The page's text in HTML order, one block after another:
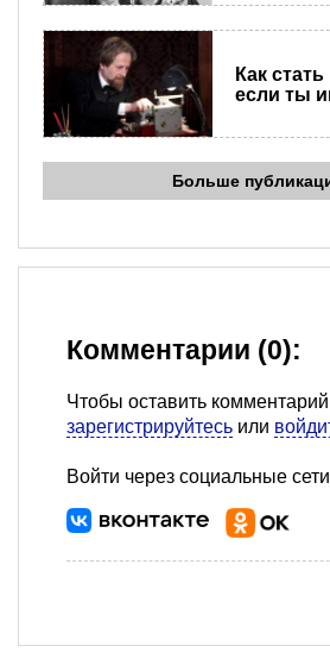
Как
если ты
Больше
Комментарии (0):
Чтобы оставить комментарий
зарегистрируйтесь или
Войти через социальные